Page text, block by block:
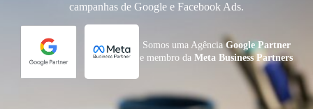
campanhas de Google e Facebook Ads.
Somos uma AgênciaGoogle Partner
e membro daMeta Business Partners